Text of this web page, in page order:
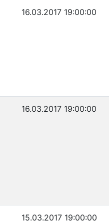
16.03.2017 19:00:00
16.03.2017 19:00:00
15.03.2017 19:00:00